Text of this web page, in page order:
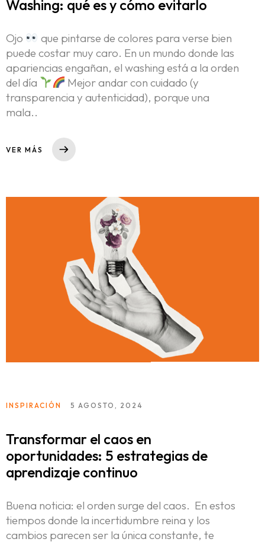
Home
Washing: qué es y cómo evitarlo
Ojo
que pintarse de colores para verse bien
puede costar muy caro. En un mundo donde las
apariencias engañan, el washing está a la orden
del día
Mejor andar con cuidado (y
transparencia y autenticidad), porque una
mala..
VER MÁS
INSPIRACIÓN 5 AGOSTO, 2024
Transformar el caos en
oportunidades: 5 estrategias de
aprendizaje continuo
Buena noticia: el orden surge del caos. En estos
tiempos donde la incertidumbre reina y los
cambios parecen ser la única constante, te